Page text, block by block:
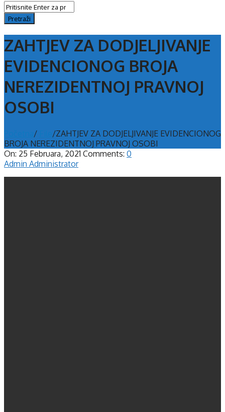
ZAHTJEV ZA DODJELJIVANJE
EVIDENCIONOG BROJA
NEREZIDENTNOJ PRAVNOJ
OSOBI
/ /ZAHTJEV ZA DODJELJIVANJE EVIDENCIONOG
BROJA NEREZIDENTNOJ PRAVNOJ OSOBI
On: 25 Februara, 2021 Comments: 0
Admin Administrator